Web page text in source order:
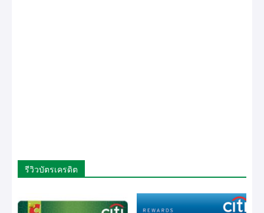
รีวิวบัตรเครดิต